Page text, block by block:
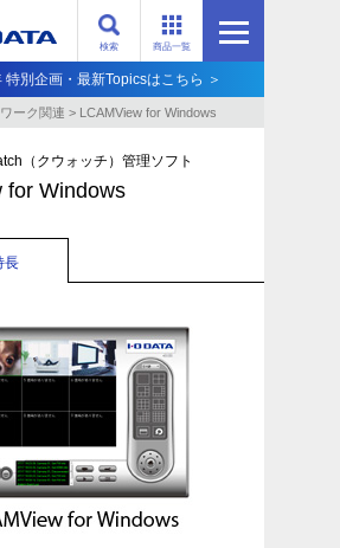
商品一覧
検索
特別企画・最新Topicsはこちら ＞
ーク関連 > LCAMView for Windows
（クウォッチ）管理ソフト
for Windows
長